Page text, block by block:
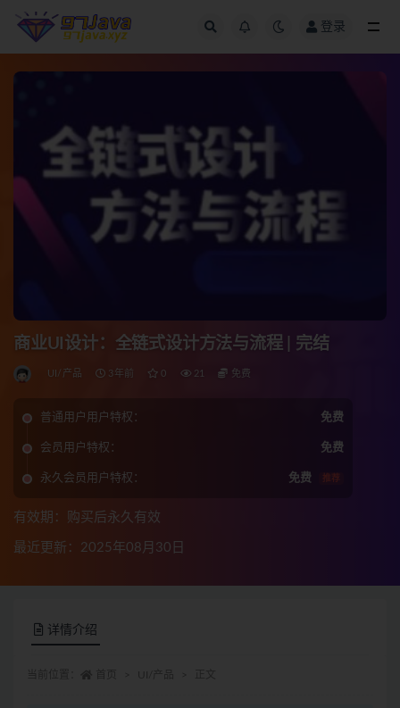
登录
商业UI设计：全链式设计方法与流程 | 完结
UI/产品 3年前 0 21 免费
普通用户用户特权： 免费
会员用户特权： 免费
永久会员用户特权： 免费 推荐
有效期：购买后永久有效
最近更新：2025年08月30日
详情介绍